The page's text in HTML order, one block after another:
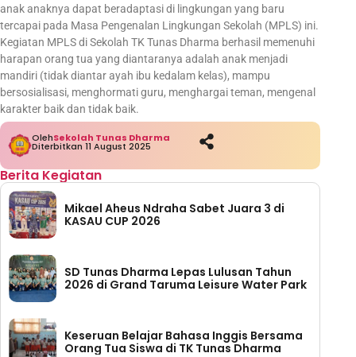
anak anaknya dapat beradaptasi di lingkungan yang baru
tercapai pada Masa Pengenalan Lingkungan Sekolah (MPLS) ini.
Kegiatan MPLS di Sekolah TK Tunas Dharma berhasil memenuhi
harapan orang tua yang diantaranya adalah anak menjadi
mandiri (tidak diantar ayah ibu kedalam kelas), mampu
bersosialisasi, menghormati guru, menghargai teman, mengenal
karakter baik dan tidak baik.
OlehSekolah Tunas Dharma
Diterbitkan 11 August 2025
Berita Kegiatan
Mikael Aheus Ndraha Sabet Juara 3 di
KASAU CUP 2026
SD Tunas Dharma Lepas Lulusan Tahun
2026 di Grand Taruma Leisure Water Park
Keseruan Belajar Bahasa Inggis Bersama
Orang Tua Siswa di TK Tunas Dharma